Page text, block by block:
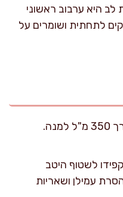
היא ערבוב ראשוני
לתחתית ושומרים על
200 גרם (הקפידו לשטוף היטב
עמילן ושאריות